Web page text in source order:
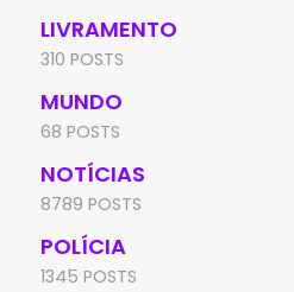
LIVRAMENTO
310 POSTS
MUNDO
68 POSTS
NOTÍCIAS
8789 POSTS
POLÍCIA
1345 POSTS